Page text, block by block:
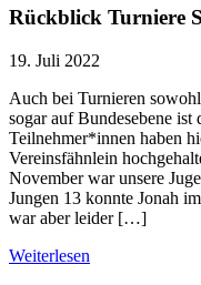
Rückblick Turniere
19. Juli 2022
Auch bei Turnieren
sogar auf Bundesebene
Teilnehmer*innen haben
Vereinsfähnlein
November war unsere
Jungen 13 konnte Jonah
war aber leider […]
Weiterlesen